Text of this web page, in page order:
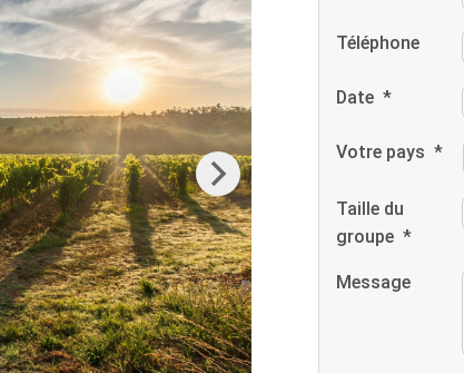
Next
Téléphone
Date *
Votre pays *
Taille du
groupe *
Message